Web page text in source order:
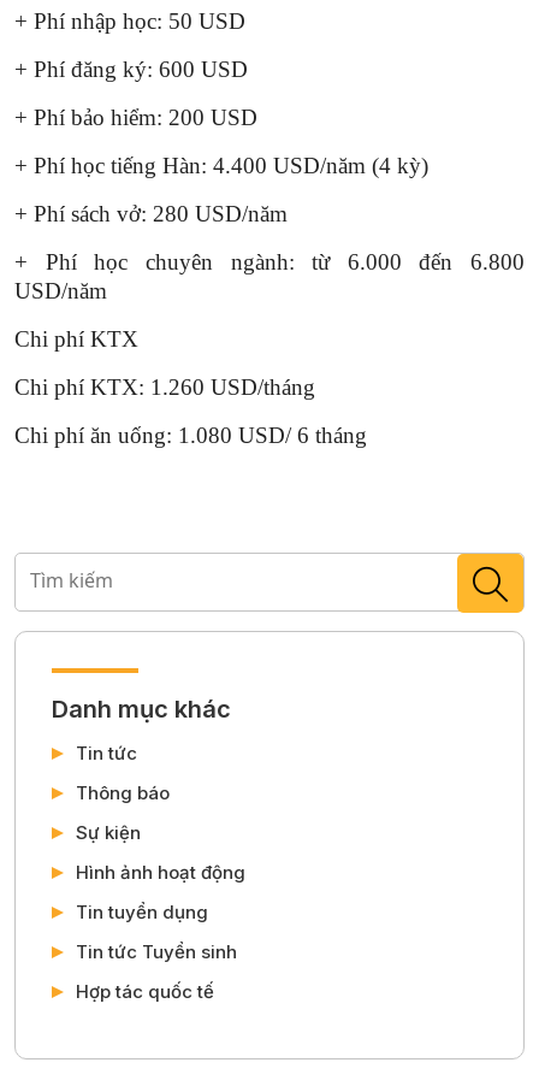
+ Phí nhập học: 50 USD
+ Phí đăng ký: 600 USD
+ Phí bảo hiểm: 200 USD
+ Phí học tiếng Hàn: 4.400 USD/năm (4 kỳ)
+ Phí sách vở: 280 USD/năm
+ Phí học chuyên ngành: từ 6.000 đến 6.800
USD/năm
Chi phí KTX
Chi phí KTX: 1.260 USD/tháng
Chi phí ăn uống: 1.080 USD/ 6 tháng
Danh mục khác
Tin tức
Thông báo
Sự kiện
Hình ảnh hoạt động
Tin tuyển dụng
Tin tức Tuyển sinh
Hợp tác quốc tế